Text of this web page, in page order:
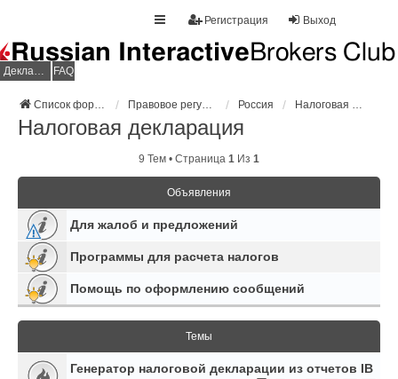
Выход
Регистрация
Декларация НДФЛ FAQ
Список форумов Правовое регулирование Россия Налоговая декларация
Налоговая декларация
9 Тем • Страница 1 Из 1
Объявления
Для жалоб и предложений
Программы для расчета налогов
Помощь по оформлению сообщений
Темы
Генератор налоговой декларации из отчетов IB